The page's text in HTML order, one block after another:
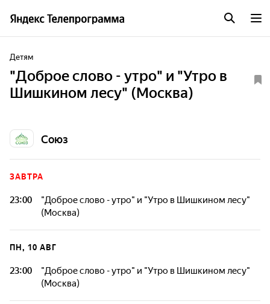
Детям
"Доброе слово - утро" и "Утро в
Шишкином лесу" (Москва)
Союз
ЗАВТРА
23:00
"Доброе слово - утро" и "Утро в Шишкином лесу"
(Москва)
ПН, 10 АВГ
23:00
"Доброе слово - утро" и "Утро в Шишкином лесу"
(Москва)